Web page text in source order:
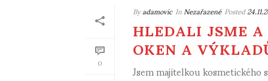
0
ByadamovicInNezařazenéPosted
HLEDALI JSME
OKEN A
Jsem majitelkou kosmetického